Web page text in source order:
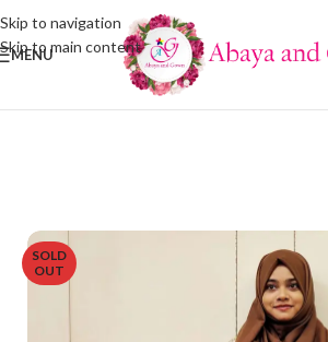
Skip to navigation
Skip to main content
MENU
SOLD
OUT